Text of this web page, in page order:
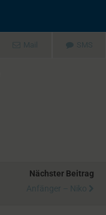
Mail SMS
Nächster Beitrag
Anfänger – Niko